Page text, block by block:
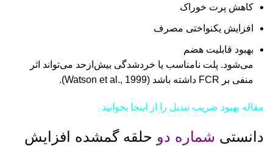
کاهش پرت خوراک
افزایش یکنواختی مصرف
بهبود قابلیت هضم
می‌شود. پلت نامناسب یا خردشدگی بیش‌ازحد می‌تواند اثر
منفی بر FCR داشته باشد (Watson et al., 1999).
مقاله بهبود ضریب تبدیل را از اینجا بخوانید
دانستی شماره دو حلقه گمشده افزایش